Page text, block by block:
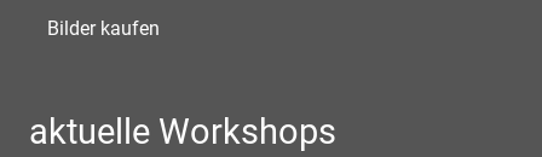
Bilder kaufen
aktuelle Workshops